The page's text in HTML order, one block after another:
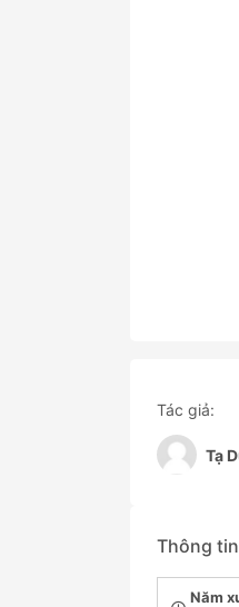
Tác giả:
Tạ
Thông
Năm